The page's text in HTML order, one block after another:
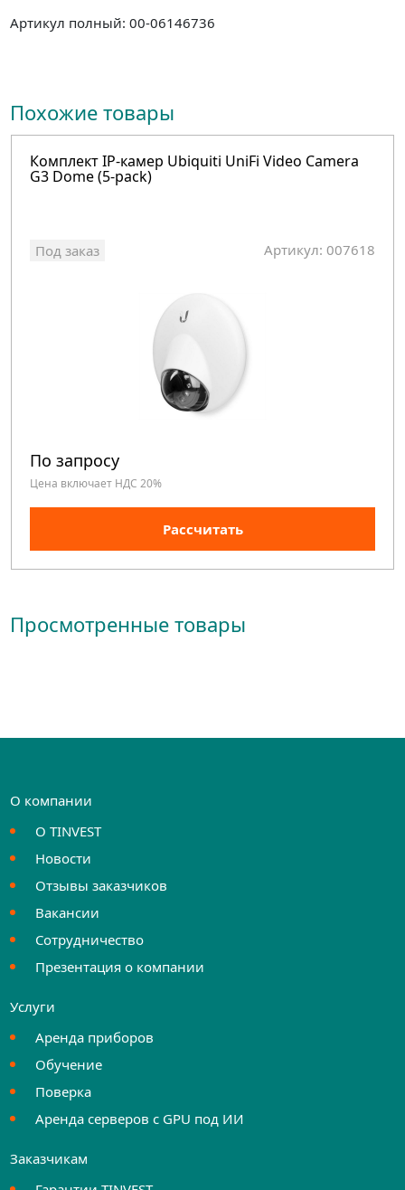
Артикул полный: 00-06146736
Похожие товары
Комплект IP-камер Ubiquiti UniFi Video Camera
G3 Dome (5-pack)
Под заказ Артикул: 007618
По запросу
Цена включает НДС 20%
Рассчитать
Просмотренные товары
О компании
О TINVEST
Новости
Отзывы заказчиков
Вакансии
Сотрудничество
Презентация о компании
Услуги
Аренда приборов
Обучение
Поверка
Аренда серверов с GPU под ИИ
Заказчикам